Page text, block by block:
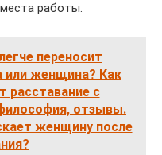
работы.
переносит
или женщина? Как
расставание с
отзывы.
женщину после